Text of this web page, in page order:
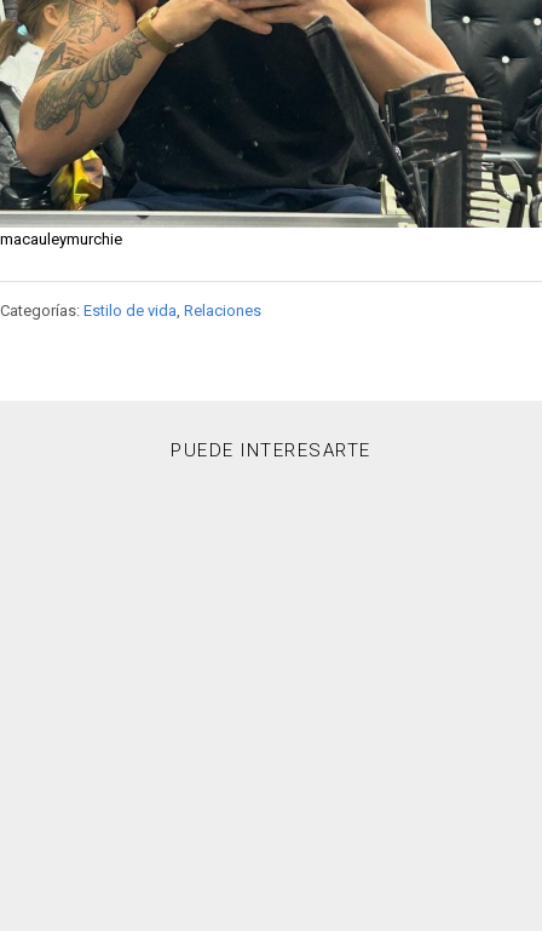
macauleymurchie
Categorías: Estilo de vida Relaciones
PUEDE INTERESARTE